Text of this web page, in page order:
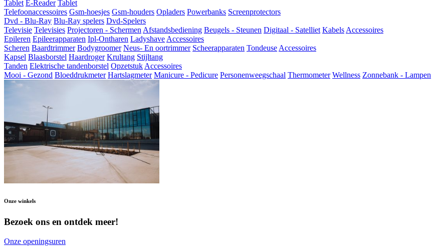
Tablet E-Reader Tablet
Telefoonaccessoires Gsm-hoesjes Gsm-houders Opladers Powerbanks Screenprotectors
Dvd - Blu-Ray Blu-Ray spelers Dvd-Spelers
Televisie Televisies Projectoren - Schermen Afstandsbediening Beugels - Steunen Digitaal - Satelliet Kabels Accessoires
Epileren Epileerapparaten Ipl-Ontharen Ladyshave Accessoires
Scheren Baardtrimmer Bodygroomer Neus- En oortrimmer Scheerapparaten Tondeuse Accessoires
Kapsel Blaasborstel Haardroger Krultang Stijltang
Tanden Elektrische tandenborstel Opzetstuk Accessoires
Mooi - Gezond Bloeddrukmeter Hartslagmeter Manicure - Pedicure Personenweegschaal Thermometer Wellness Zonnebank - Lampen
Onze winkels
Bezoek ons en ontdek meer!
Onze openingsuren